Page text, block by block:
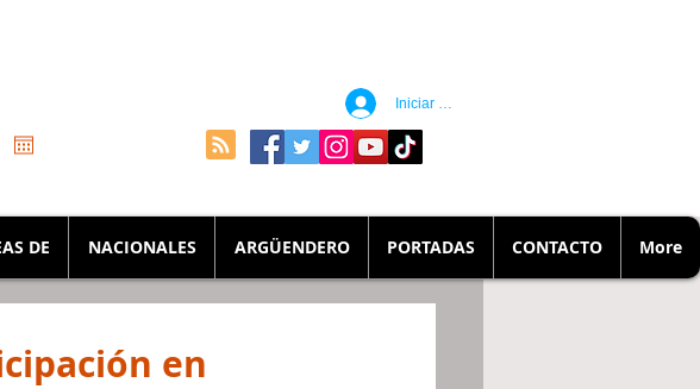
Iniciar sesión
DE NACIONALES ARGÜENDERO PORTADAS CONTACTO More
en